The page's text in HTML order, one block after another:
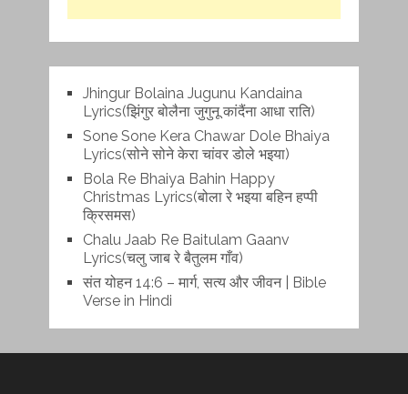
Jhingur Bolaina Jugunu Kandaina
Lyrics(झिंगुर बोलैना जुगुनू कांदैंना आधा राति)
Sone Sone Kera Chawar Dole Bhaiya
Lyrics(सोने सोने केरा चांवर डोले भइया)
Bola Re Bh‌aiya Bahin Happy
Christmas Lyrics(बोला रे भ‌इया बहिन हप्पी
क्रिसमस)
Chalu Jaab Re Baitulam Gaanv
Lyrics(चलु जाब रे बैतुलम गाँव)
संत योहन 14:6 – मार्ग, सत्य और जीवन | Bible
Verse in Hindi